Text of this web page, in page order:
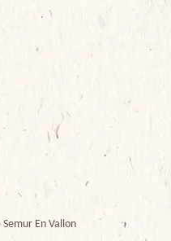
En Vallon